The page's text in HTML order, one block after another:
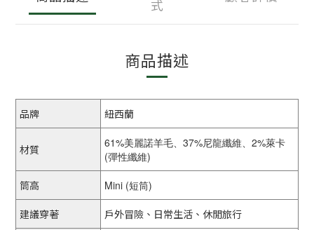
式
商品描述
品牌 紐西蘭
材質
61%美麗諾羊毛、37%尼龍纖維、2%萊卡
(彈性纖維)
筒高 Mini (短筒)
建議穿著 戶外冒險、日常生活、休閒旅行